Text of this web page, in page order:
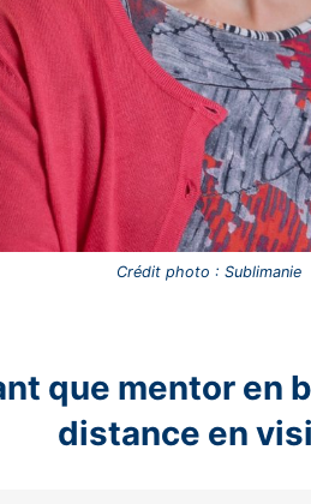
Crédit photo : Sublimanie
que mentor en
distance en